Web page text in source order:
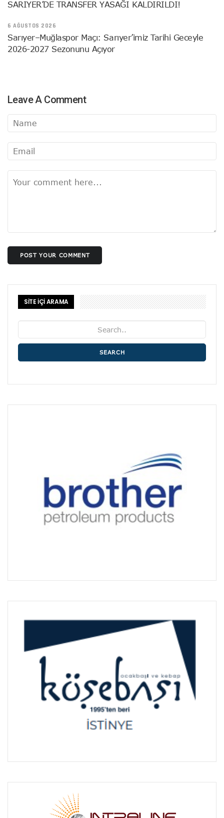
SARIYER’DE TRANSFER YASAĞI KALDIRILDI!
6 AĞUSTOS 2026
Sarıyer–Muğlaspor Maçı: Sarıyer’imiz Tarihi Geceyle
2026-2027 Sezonunu Açıyor
Leave A Comment
POST YOUR COMMENT
SİTE İÇİ ARAMA
SEARCH